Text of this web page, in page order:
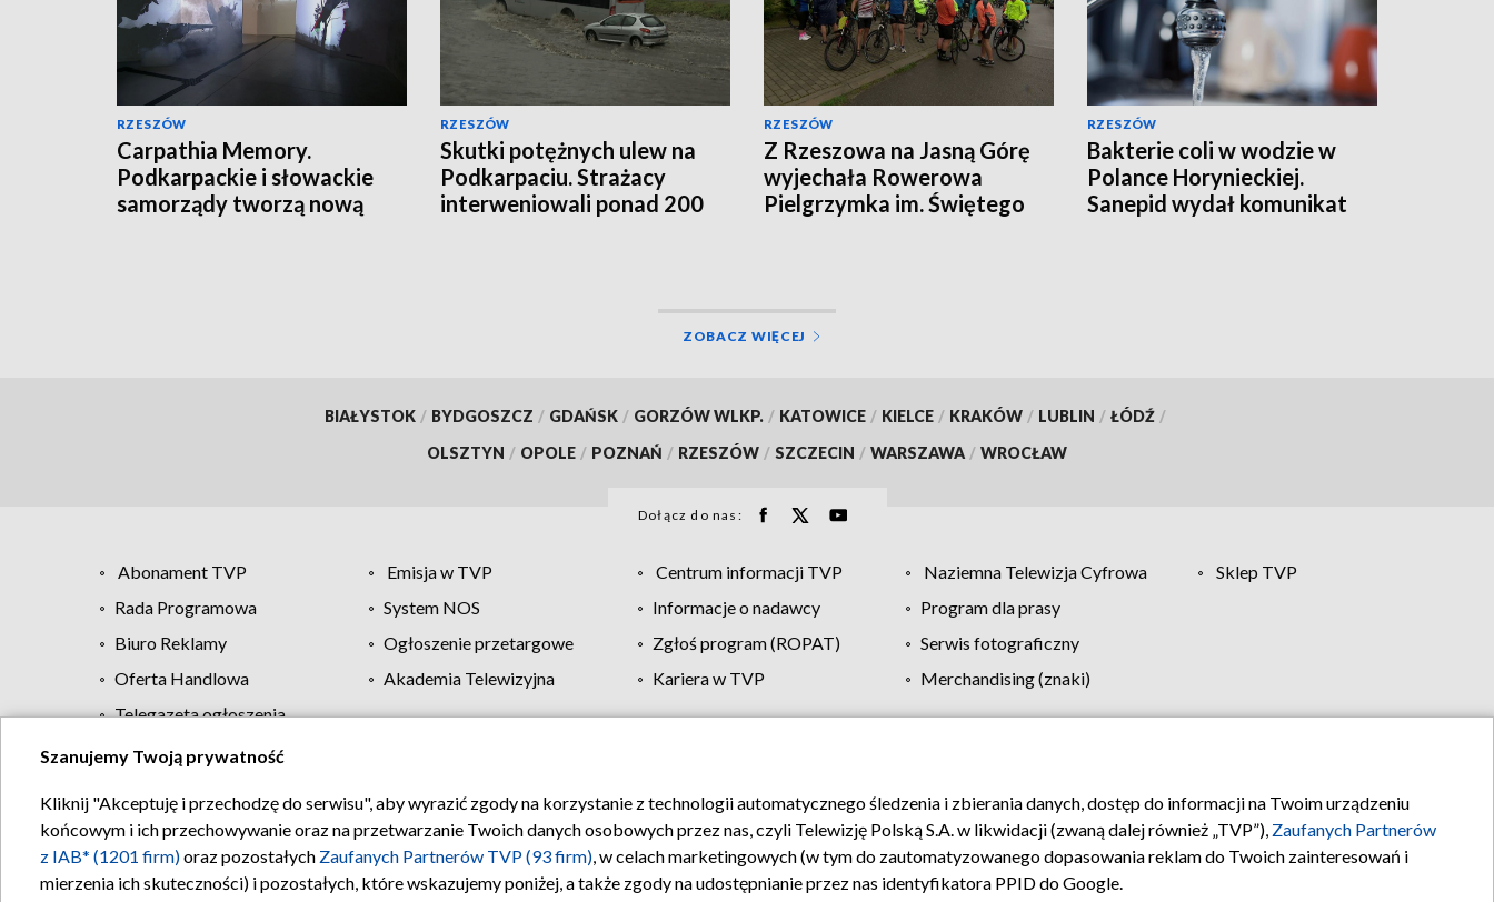
RZESZÓW
Carpathia Memory.
Podkarpackie i słowackie
samorządy tworzą nową
RZESZÓW
Skutki potężnych ulew na
Podkarpaciu. Strażacy
interweniowali ponad 200
RZESZÓW
Z Rzeszowa na Jasną Górę
wyjechała Rowerowa
Pielgrzymka im. Świętego
RZESZÓW
Bakterie coli w wodzie w
Polance Horynieckiej.
Sanepid wydał komunikat
ZOBACZ WIĘCEJ
BIAŁYSTOK / BYDGOSZCZ / GDAŃSK / GORZÓW WLKP. / KATOWICE / KIELCE / KRAKÓW / LUBLIN / ŁÓDŹ /
OLSZTYN / OPOLE / POZNAŃ / RZESZÓW / SZCZECIN / WARSZAWA / WROCŁAW
Dołącz do nas:
Abonament TVP Emisja w TVP Centrum informacji TVP Naziemna Telewizja Cyfrowa
Sklep TVP
Rada Programowa
System NOS Informacje o nadawcy
Program dla prasy
Biuro Reklamy
Ogłoszenie przetargowe Zgłoś program (ROPAT)
Serwis fotograficzny
Oferta Handlowa
Akademia Telewizyjna Kariera w TVP
Merchandising (znaki)
Telegazeta ogłoszenia
Regulamin TVP Polityka prywatności Moje zgody Pomoc Biuro reklamy Kontakt
Szanujemy Twoją prywatność
Kliknij "Akceptuję i przechodzę do serwisu", aby wyrazić zgody na korzystanie z technologii automatycznego śledzenia i zbierania danych, dostęp do informacji na Twoim urządzeniu
końcowym i ich przechowywanie oraz na przetwarzanie Twoich danych osobowych przez nas, czyli Telewizję Polską S.A. w likwidacji (zwaną dalej również „TVP”), Zaufanych Partnerów
z IAB* (1201 firm)oraz pozostałych Zaufanych Partnerów TVP (93 firm), w celach marketingowych (w tym do zautomatyzowanego dopasowania reklam do Twoich zainteresowań i
mierzenia ich skuteczności) i pozostałych, które wskazujemy poniżej, a także zgody na udostępnianie przez nas identyfikatora PPID do Google.